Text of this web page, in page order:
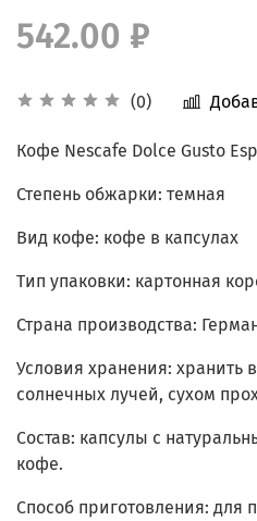
(0)
542.00 ₽
Кофе Nescafe Dolce Gusto
Степень обжарки: темная
Вид кофе: кофе в капсулах
Тип упаковки: картонная
Страна производства:
Условия хранения:
солнечных лучей, сухом
Состав: капсулы с
кофе.
Способ приготовления: для